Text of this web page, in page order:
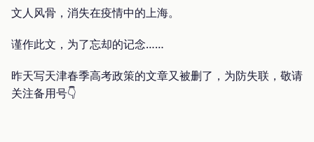
文人风骨，消失在疫情中的上海。
谨作此文，为了忘却的记念……
昨天写天津春季高考政策的文章又被删了，为防失联，敬请
关注备用号👇